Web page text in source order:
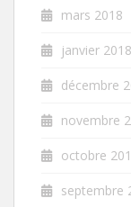
mars 2018
janvier 2018
décembre
novembre
octobre
septembre